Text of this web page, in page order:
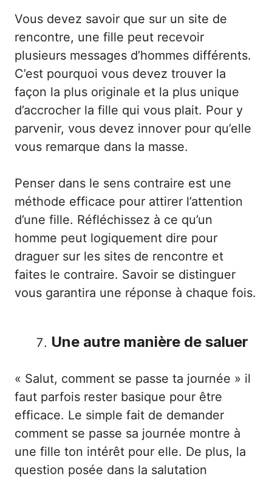
Vous devez savoir que sur un site de
rencontre, une fille peut recevoir
plusieurs messages d’hommes différents.
C’est pourquoi vous devez trouver la
façon la plus originale et la plus unique
d’accrocher la fille qui vous plait. Pour y
parvenir, vous devez innover pour qu’elle
vous remarque dans la masse.
Penser dans le sens contraire est une
méthode efficace pour attirer l’attention
d’une fille. Réfléchissez à ce qu’un
homme peut logiquement dire pour
draguer sur les sites de rencontre et
faites le contraire. Savoir se distinguer
vous garantira une réponse à chaque fois.
Une autre manière de saluer
« Salut, comment se passe ta journée » il
faut parfois rester basique pour être
efficace. Le simple fait de demander
comment se passe sa journée montre à
une fille ton intérêt pour elle. De plus, la
question posée dans la salutation